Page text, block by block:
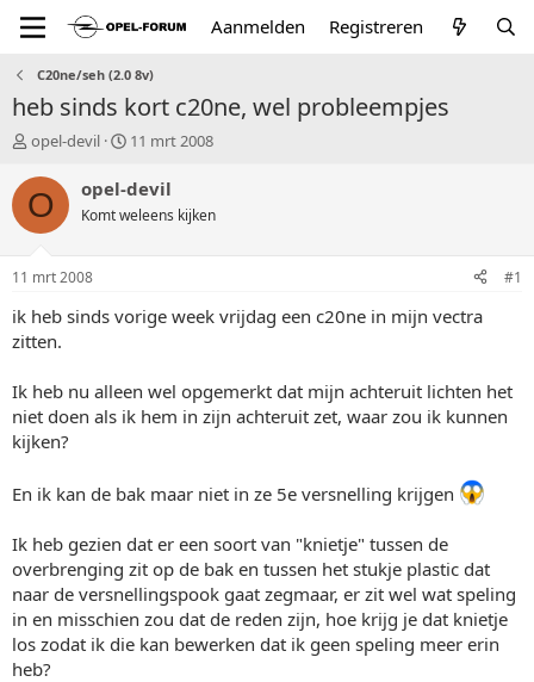
Aanmelden Registreren
C20ne/seh (2.0 8v)
heb sinds kort c20ne, wel probleempjes
T
p
i
a
r
t
e
opel-devil
S
a
t
u
11 mrt 2008
O opel-devil
Komt weleens kijken
11 mrt 2008 #1
ik heb sinds vorige week vrijdag een c20ne in mijn vectra
zitten.
Ik heb nu alleen wel opgemerkt dat mijn achteruit lichten het
niet doen als ik hem in zijn achteruit zet, waar zou ik kunnen
kijken?
En ik kan de bak maar niet in ze 5e versnelling krijgen
Ik heb gezien dat er een soort van "knietje" tussen de
overbrenging zit op de bak en tussen het stukje plastic dat
naar de versnellingspook gaat zegmaar, er zit wel wat speling
in en misschien zou dat de reden zijn, hoe krijg je dat knietje
los zodat ik die kan bewerken dat ik geen speling meer erin
heb?